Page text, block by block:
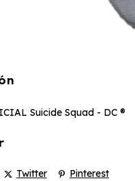
Suicide Squad - DC ®
Twitter Pinterest